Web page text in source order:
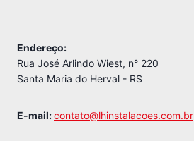
Endereço:
Rua José Arlindo Wiest, n° 220
Santa Maria do Herval - RS
E-mail:contato@lhinstalacoes.com.br